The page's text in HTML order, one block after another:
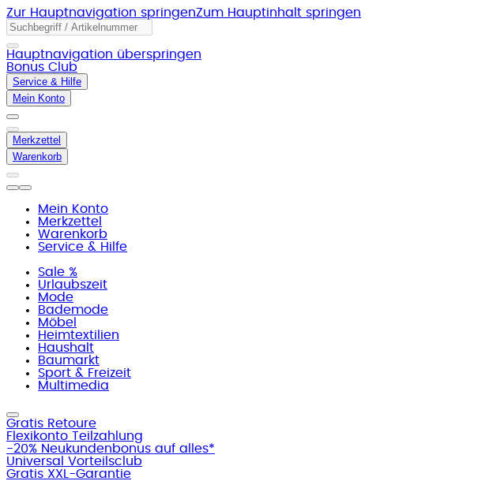
Zur Hauptnavigation springenZum Hauptinhalt springen
Hauptnavigation überspringen
Bonus Club
Service & Hilfe
Mein Konto
Merkzettel
Warenkorb
Mein Konto
Merkzettel
Warenkorb
Service & Hilfe
Sale %
Urlaubszeit
Mode
Bademode
Möbel
Heimtextilien
Haushalt
Baumarkt
Sport & Freizeit
Multimedia
Gratis Retoure
Flexikonto Teilzahlung
-20% Neukundenbonus auf alles*
Universal Vorteilsclub
Gratis XXL-Garantie